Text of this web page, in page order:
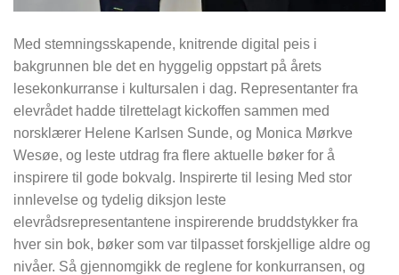
Med stemningsskapende, knitrende digital peis i
bakgrunnen ble det en hyggelig oppstart på årets
lesekonkurranse i kultursalen i dag. Representanter fra
elevrådet hadde tilrettelagt kickoffen sammen med
norsklærer Helene Karlsen Sunde, og Monica Mørkve
Wesøe, og leste utdrag fra flere aktuelle bøker for å
inspirere til gode bokvalg. Inspirerte til lesing Med stor
innlevelse og tydelig diksjon leste
elevrådsrepresentantene inspirerende bruddstykker fra
hver sin bok, bøker som var tilpasset forskjellige aldre og
nivåer. Så gjennomgikk de reglene for konkurransen, og